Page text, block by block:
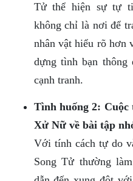
Tử thể hiện sự tự
không chỉ là nơi để
nhân vật hiểu rõ hơn
dựng tình bạn thông
cạnh tranh.
Tình huống 2:
Xử Nữ về bài tập
Với tính cách tự do
Song Tử thường